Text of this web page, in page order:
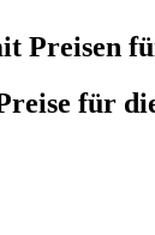
Preisen
für